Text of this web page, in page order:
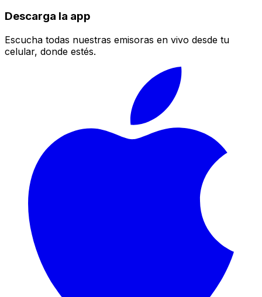
Descarga la app
Escucha todas nuestras emisoras en vivo desde tu
celular, donde estés.